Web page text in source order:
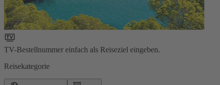
TV-Bestellnummer einfach als Reiseziel eingeben.
Reisekategorie